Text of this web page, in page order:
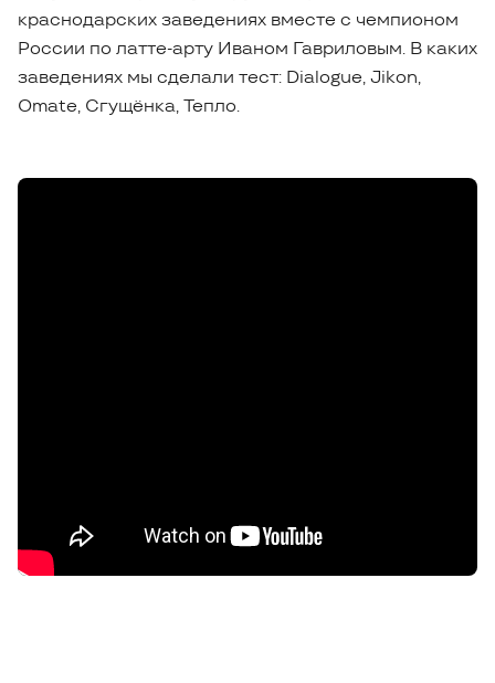
краснодарских заведениях вместе с чемпионом
России по латте-арту Иваном Гавриловым. В каких
заведениях мы сделали тест: Dialogue, Jikon,
Omate, Сгущёнка, Тепло.